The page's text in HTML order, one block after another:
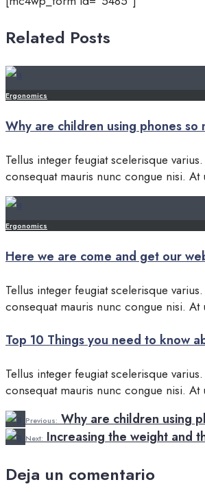
Related Posts
Ergonomics
Why are children using phones so
Tellus integer feugiat scelerisque
consequat mauris nunc congue nisi. At
Ergonomics
Here we are come and get our
Tellus integer feugiat scelerisque
consequat mauris nunc congue nisi. At
Top 10 Things you need to know
Tellus integer feugiat scelerisque
consequat mauris nunc congue nisi. At
Previous: Why are children using
Next: Increasing the weight and
Deja un comentario